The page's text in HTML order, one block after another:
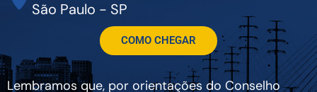
São Paulo - SP
COMO CHEGAR
Lembramos que, por orientações do Conselho